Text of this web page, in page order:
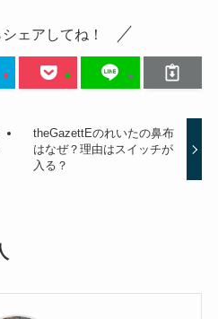
ェアしてね！
theGazettEのれいたの鼻布
はなぜ？理由はスイッチが
入る？